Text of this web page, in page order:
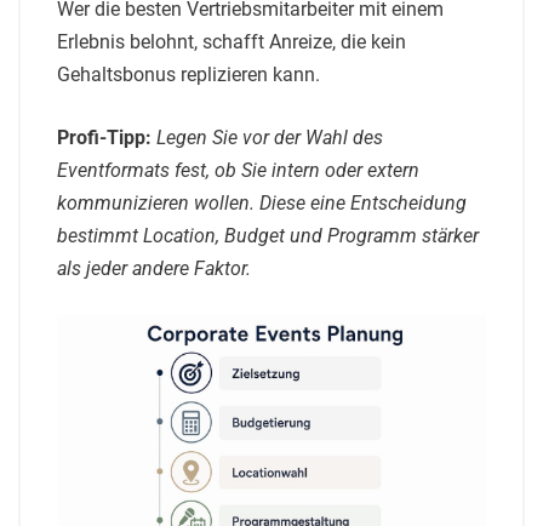
Wer die besten Vertriebsmitarbeiter mit einem
Erlebnis belohnt, schafft Anreize, die kein
Gehaltsbonus replizieren kann.
Profi-Tipp: Legen Sie vor der Wahl des
Eventformats fest, ob Sie intern oder extern
kommunizieren wollen. Diese eine Entscheidung
bestimmt Location, Budget und Programm stärker
als jeder andere Faktor.